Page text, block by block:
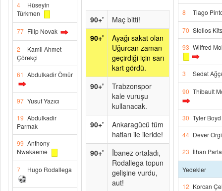
4
Hüseyin
Türkmen
77 Filip Novak
2
Kamil Ahmet
Çörekçi
61 Abdulkadir Ömür
97 Yusuf Yazıcı
19 Abdulkadir
Parmak
99 Anthony
Nwakaeme
7 Hugo Rodallega
90+'
Maç bitti!
90+'
Ayağı sakat olan
Uğurcan zaman
geçirdiği için sarı
kart gördü.
90+'
Trabzonspor
kale vuruşu
kullanacak.
90+'
Ankaragücü tüm
hatları ile ileride!
90+'
İbanez ortaladı,
Rodallega topun
gelişine vurdu,
aut!
8
Tiago
70 Stelios
93 Wilfred
3 Sedat
90 Thibault
30 Tyler Boyd
44 Dever
23 İlhan
Yedekler
12 Korcan